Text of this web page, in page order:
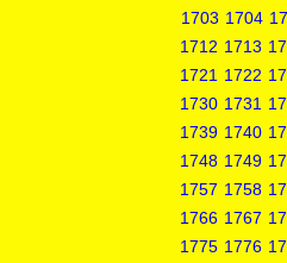
1703 1704
1712 1713
1721 1722
1730 1731
1739 1740
1748 1749
1757 1758
1766 1767
1775 1776